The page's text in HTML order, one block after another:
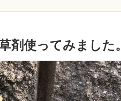
剤使ってみました。